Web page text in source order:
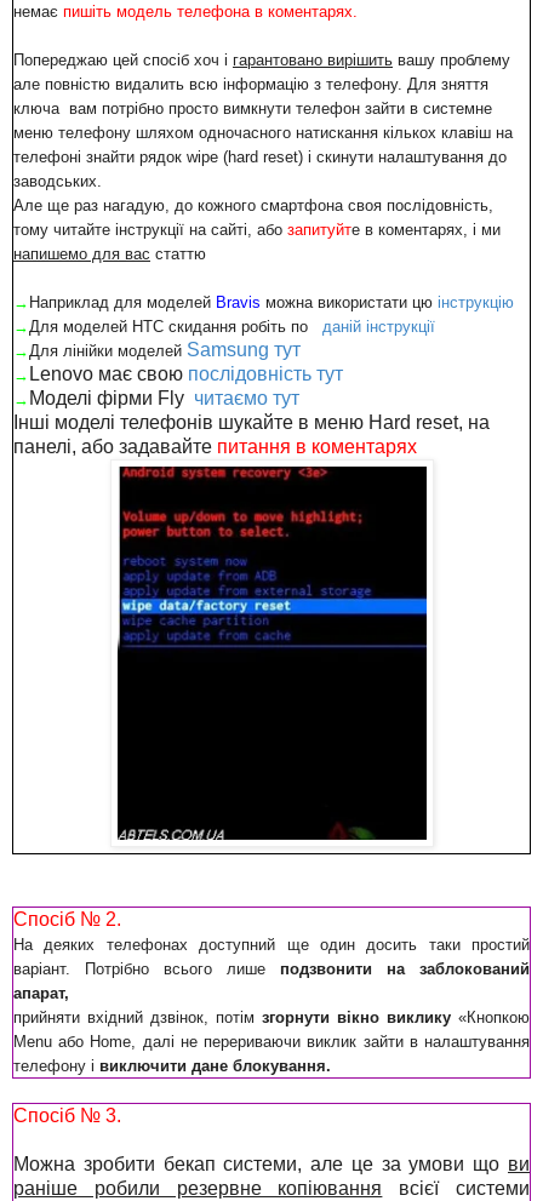
немає пишіть модель телефона в коментарях.
Попереджаю цей спосіб хоч і гарантовано вирішить вашу проблему
але повністю видалить всю інформацію з телефону. Для зняття
ключа вам потрібно просто вимкнути телефон зайти в системне
меню телефону шляхом одночасного натискання кількох клавіш на
телефоні знайти рядок wipe (hard reset) і скинути налаштування до
заводських.
Але ще раз нагадую, до кожного смартфона своя послідовність,
тому читайте інструкції на сайті, або запитуйте в коментарях, і ми
напишемо для вас статтю
→ Наприклад для моделей Bravis можна використати цю інструкцію
→Для моделей HTC скидання робіть по
даній інструкції
→Для лінійки моделей Samsung тут
→ Lenovo має свою послідовність тут
→ Моделі фірми Fly читаємо тут
Інші моделі телефонів шукайте в меню Hard reset, на
панелі, або задавайте питання в коментарях
Спосіб № 2.
На деяких телефонах доступний ще один досить таки простий
варіант. Потрібно всього лише подзвонити на заблокований
апарат,
прийняти вхідний дзвінок, потім згорнути вікно виклику «Кнопкою
Menu або Home, далі не перериваючи виклик зайти в налаштування
телефону і виключити дане блокування.
Спосіб № 3.
Можна зробити бекап системи, але це за умови що ви
раніше робили резервне копіювання всієї системи